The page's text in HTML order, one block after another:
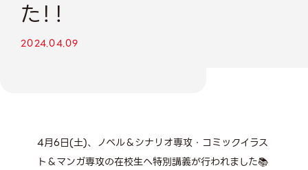
た！！
2024.04.09
4月6日(土)、ノベル＆シナリオ専攻・コミックイラス
ト＆マンガ専攻の在校生へ特別講義が行われました📚